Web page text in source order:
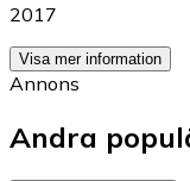
2017
Visa mer information
Annons
Andra